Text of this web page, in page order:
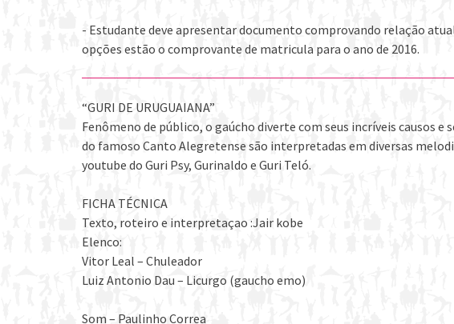
- Estudante deve apresentar documento comprovando relação
opções estão o comprovante de matricula para o ano de 2016.
“GURI DE URUGUAIANA”
Fenômeno de público, o gaúcho diverte com seus incríveis causos
do famoso Canto Alegretense são interpretadas em diversas
youtube do Guri Psy, Gurinaldo e Guri Teló.
FICHA TÉCNICA
Texto, roteiro e interpretaçao :Jair kobe
Elenco:
Vitor Leal – Chuleador
Luiz Antonio Dau – Licurgo (gaucho emo)
Som – Paulinho Correa